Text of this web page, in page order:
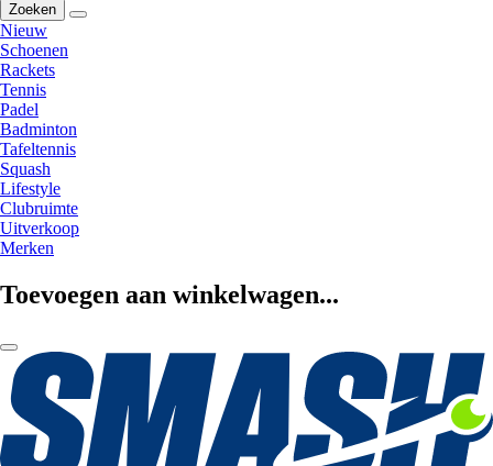
Zoeken
Nieuw
Schoenen
Rackets
Tennis
Padel
Badminton
Tafeltennis
Squash
Lifestyle
Clubruimte
Uitverkoop
Merken
Toevoegen aan winkelwagen...